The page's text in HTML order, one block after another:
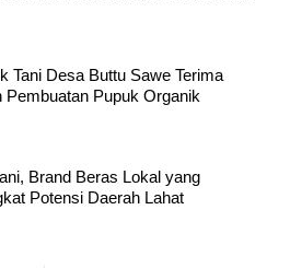
Tani Desa Buttu Sawe Terima
Pembuatan Pupuk Organik
Brand Beras Lokal yang
Potensi Daerah Lahat